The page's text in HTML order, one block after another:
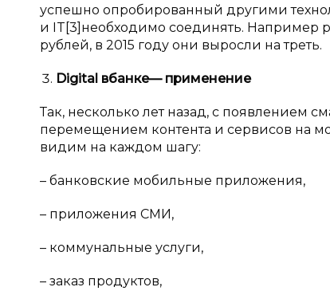
успешно опробированный другими
и IT[3]необходимо соединять. Например
рублей, в 2015 году они выросли на треть.
Digital вбанке— применение
Так, несколько лет назад, с появлением
перемещением контента и сервисов на
видим на каждом шагу:
– банковские мобильные приложения,
– приложения СМИ,
– коммунальные услуги,
– заказ продуктов,